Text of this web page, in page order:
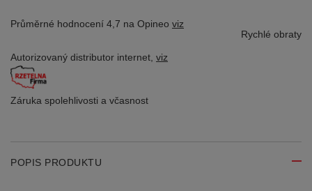
Průměrné hodnocení 4,7 na Opineo viz
Rychlé obraty
Autorizovaný distributor internet, viz
Záruka spolehlivosti a včasnost
POPIS PRODUKTU